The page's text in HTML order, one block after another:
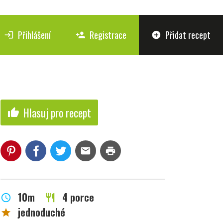
login Přihlášení person_add Registrace add_circle Přidat recept
thumb_up Hlasuj pro recept
mail print
schedule 10m restaurant 4 porce
star jednoduché